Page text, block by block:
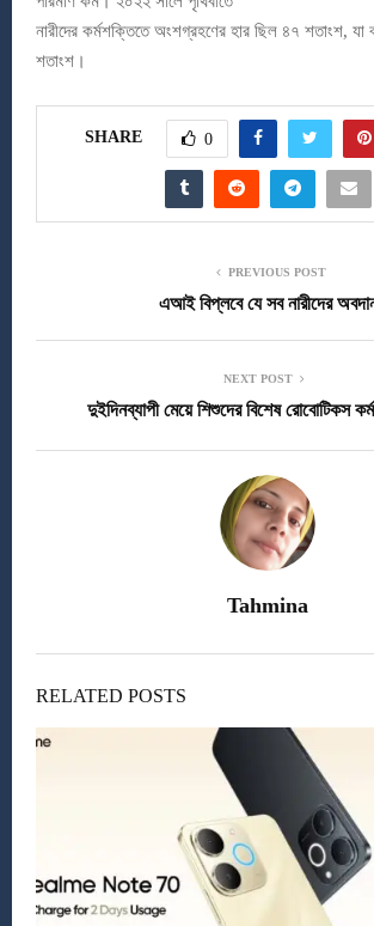
নারীদের কর্মশক্তিতে অংশগ্রহণের হার ছিল ৪৭ শতাংশ, যা
শতাংশ।
SHARE 0
PREVIOUS POST
এআই বিপ্লবে যে সব নারীদের
NEXT POST
দুইদিনব্যাপী মেয়ে শিশুদের বিশেষ রোবোটিকস
Tahmina
RELATED POSTS